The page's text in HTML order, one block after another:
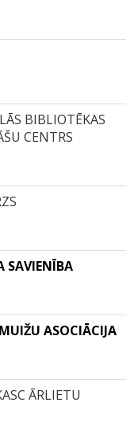
BIBLIOTĒKAS
CENTRS
SAVIENĪBA
ASOCIĀCIJA
ĀRLIETU